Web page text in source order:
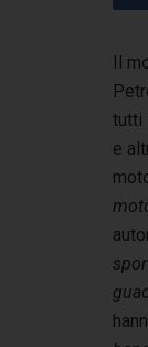
Il
tutti
e